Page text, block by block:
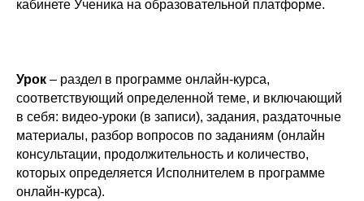
кабинете Ученика на образовательной платформе.
Урок – раздел в программе онлайн-курса,
соответствующий определенной теме, и включающий
в себя: видео-уроки (в записи), задания, раздаточные
материалы, разбор вопросов по заданиям (онлайн
консультации, продолжительность и количество,
которых определяется Исполнителем в программе
онлайн-курса).